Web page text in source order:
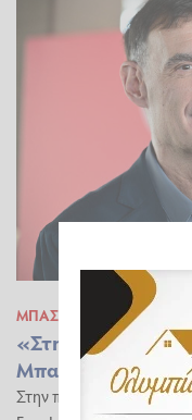
«Στην κορυφή των
Μπαρτζώκας –
Στην πρώτη θέση του
ΜΠΆΣΚΕΤ 08.08.2026 20:45